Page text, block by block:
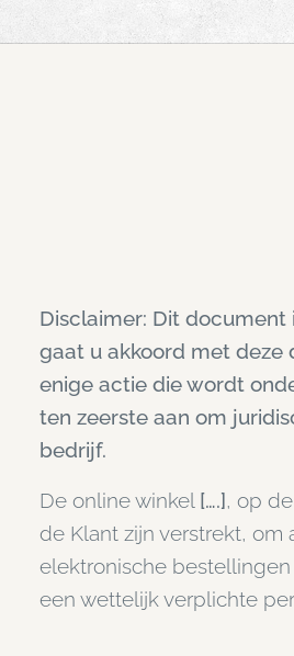
Disclaimer: Dit document
gaat u akkoord met deze
enige actie die wordt
ten zeerste aan om
bedrijf.
De online winkel [….], op
de Klant zijn verstrekt,
elektronische
een wettelijk verplichte